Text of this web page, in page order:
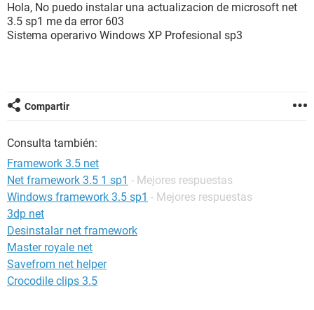
Hola, No puedo instalar una actualizacion de microsoft net
3.5 sp1 me da error 603
Sistema operarivo Windows XP Profesional sp3
Compartir
Consulta también:
Framework 3.5 net
Net framework 3.5 1 sp1 - Mejores respuestas
Windows framework 3.5 sp1 - Mejores respuestas
3dp net
Desinstalar net framework
Master royale net
Savefrom net helper
Crocodile clips 3.5